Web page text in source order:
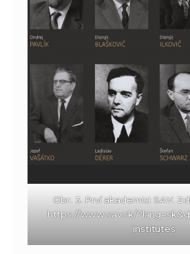
Obr. 3. Prví akademici SAV.
https://www.sav.sk/
institutes